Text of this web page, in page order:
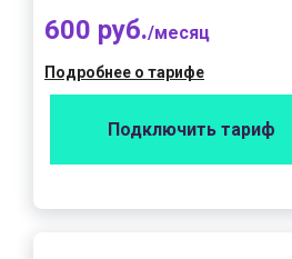
600 руб./месяц
Подробнее о тарифе
Подключить тариф